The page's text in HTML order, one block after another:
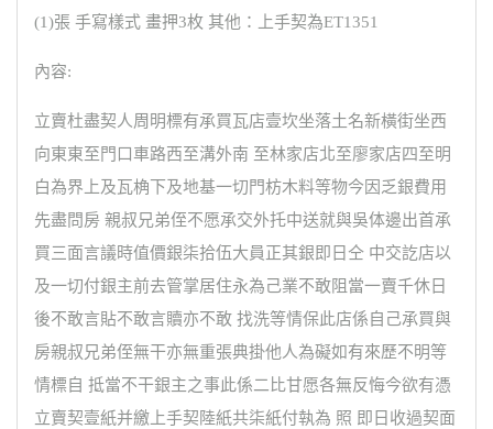
(1)張 手寫樣式 畫押3枚 其他：上手契為ET1351
內容:
立賣杜盡契人周明標有承買瓦店壹坎坐落土名新橫街坐西
向東東至門口車路西至溝外南 至林家店北至廖家店四至明
白為界上及瓦桷下及地基一切門枋木料等物今因乏銀費用
先盡問房 親叔兄弟侄不愿承交外托中送就與吳体邊出首承
買三面言議時值價銀柒拾伍大員正其銀即日仝 中交訖店以
及一切付銀主前去管掌居住永為己業不敢阻當一賣千休日
後不敢言貼不敢言贖亦不敢 找洗等情保此店係自己承買與
房親叔兄弟侄無干亦無重張典掛他人為礙如有來歷不明等
情標自 抵當不干銀主之事此係二比甘愿各無反悔今欲有憑
立賣契壹紙并繳上手契陸紙共柒紙付執為 照 即日收過契面